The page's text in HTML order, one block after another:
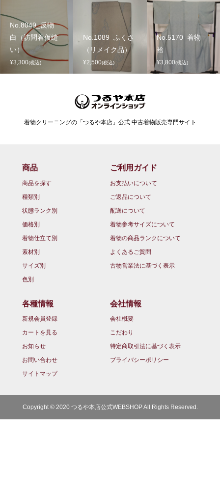
No.8049_反物
白（訪問着仮縫
い）
¥3,300(税込)
No.1089_ふくさ
（リメイク品）
¥2,500(税込)
No.5170_着物
袷
¥3,800(税込)
着物クリーニングの「つるや本店」公式 中古着物販売専門サイト
商品
商品を探す
種類別
状態ランク別
価格別
着物仕立て別
素材別
サイズ別
色別
ご利用ガイド
お支払いについて
ご返品について
配送について
着物参考サイズについて
着物の商品ランクについて
よくあるご質問
古物営業法に基づく表示
各種情報
新規会員登録
カートを見る
お知らせ
お問い合わせ
サイトマップ
会社情報
会社概要
こだわり
特定商取引法に基づく表示
プライバシーポリシー
Copyright © 2020 つるや本店公式WEBSHOP All Rights Reserved.